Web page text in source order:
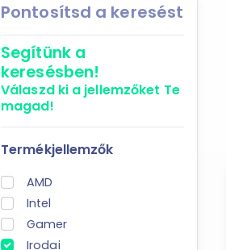
Pontosítsd a keresést
Segítünk a
keresésben!
Válaszd ki a jellemzőket Te
magad!
Termékjellemzők
AMD
Intel
Gamer
Irodai